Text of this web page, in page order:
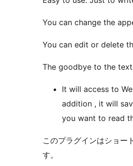
You can change the
You can edit or delete
The goodbye to the
It will access to
addition , it will
you want to read
このプラグインはショー
す。